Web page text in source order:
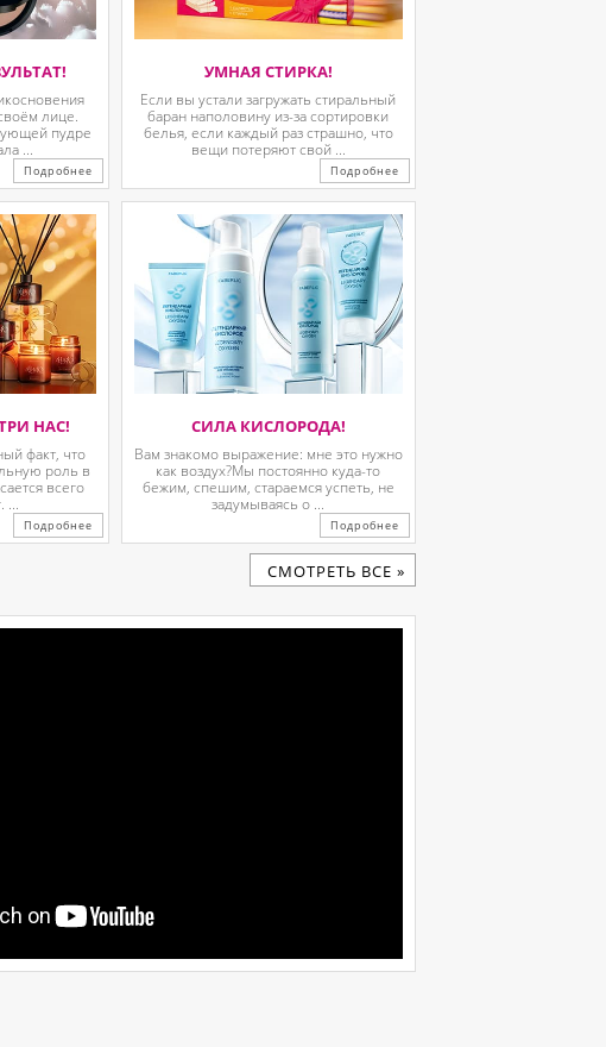
лице.
пудре
...
Подробнее
УМНАЯ СТИРКА!
Если вы устали загружать стиральный
баран наполовину из-за сортировки
белья, если каждый раз страшно, что
вещи потеряют свой ...
Подробнее
НАС!
факт, что
роль в
всего
...
Подробнее
СИЛА КИСЛОРОДА!
Вам знакомо выражение: мне это нужно
как воздух?Мы постоянно куда-то
бежим, спешим, стараемся успеть, не
задумываясь о ...
Подробнее
CМОТРЕТЬ ВСЕ »